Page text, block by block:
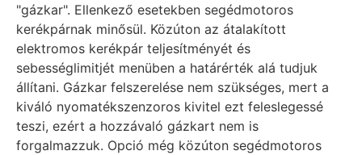
"gázkar". Ellenkező esetekben segédmotoros
kerékpárnak minősül. Közúton az átalakított
elektromos kerékpár teljesítményét és
sebességlimitjét menüben a határérték alá tudjuk
állítani. Gázkar felszerelése nem szükséges, mert a
kiváló nyomatékszenzoros kivitel ezt feleslegessé
teszi, ezért a hozzávaló gázkart nem is
forgalmazzuk. Opció még közúton segédmotoros